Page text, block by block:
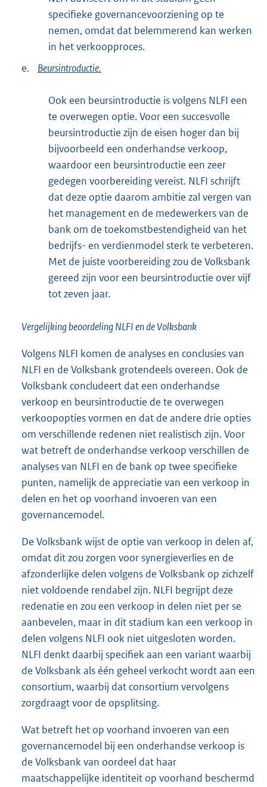
specifieke governancevoorziening op te
nemen, omdat dat belemmerend kan werken
in het verkoopproces.
e.
Beursintroductie.
Ook een beursintroductie is volgens NLFI een
te overwegen optie. Voor een succesvolle
beursintroductie zijn de eisen hoger dan bij
bijvoorbeeld een onderhandse verkoop,
waardoor een beursintroductie een zeer
gedegen voorbereiding vereist. NLFI schrijft
dat deze optie daarom ambitie zal vergen van
het management en de medewerkers van de
bank om de toekomstbestendigheid van het
bedrijfs- en verdienmodel sterk te verbeteren.
Met de juiste voorbereiding zou de Volksbank
gereed zijn voor een beursintroductie over vijf
tot zeven jaar.
Vergelijking beoordeling NLFI en de Volksbank
Volgens NLFI komen de analyses en conclusies van
NLFI en de Volksbank grotendeels overeen. Ook de
Volksbank concludeert dat een onderhandse
verkoop en beursintroductie de te overwegen
verkoopopties vormen en dat de andere drie opties
om verschillende redenen niet realistisch zijn. Voor
wat betreft de onderhandse verkoop verschillen de
analyses van NLFI en de bank op twee specifieke
punten, namelijk de appreciatie van een verkoop in
delen en het op voorhand invoeren van een
governancemodel.
De Volksbank wijst de optie van verkoop in delen af,
omdat dit zou zorgen voor synergieverlies en de
afzonderlijke delen volgens de Volksbank op zichzelf
niet voldoende rendabel zijn. NLFI begrijpt deze
redenatie en zou een verkoop in delen niet per se
aanbevelen, maar in dit stadium kan een verkoop in
delen volgens NLFI ook niet uitgesloten worden.
NLFI denkt daarbij specifiek aan een variant waarbij
de Volksbank als één geheel verkocht wordt aan een
consortium, waarbij dat consortium vervolgens
zorgdraagt voor de opsplitsing.
Wat betreft het op voorhand invoeren van een
governancemodel bij een onderhandse verkoop is
de Volksbank van oordeel dat haar
maatschappelijke identiteit op voorhand beschermd